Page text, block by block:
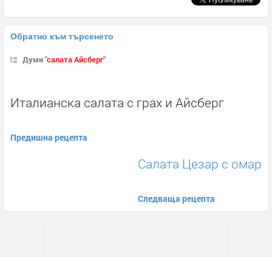
Обратно към търсенето
Думи "салата Айсберг"
Италианска салата с грах и Айсберг
Предишна рецепта
Салата Цезар с омар
Следваща рецепта